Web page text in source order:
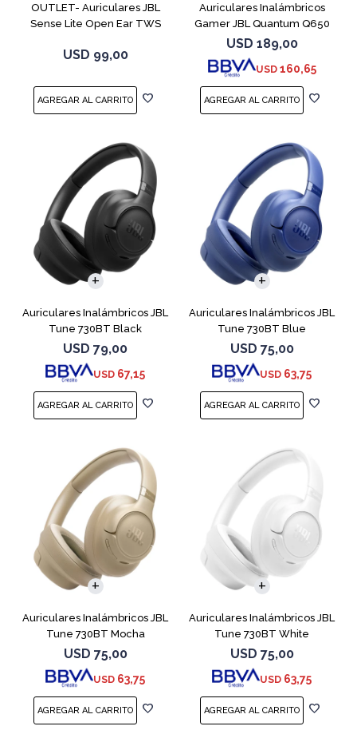
OUTLET- Auriculares JBL
Sense Lite Open Ear TWS
USD 99,00
Auriculares Inalámbricos
Gamer JBL Quantum Q650
Negro
USD 189,00
USD 160,65
Auriculares Inalámbricos JBL
Tune 730BT Black
USD 79,00
USD 67,15
Auriculares Inalámbricos JBL
Tune 730BT Blue
USD 75,00
USD 63,75
Auriculares Inalámbricos JBL
Tune 730BT Mocha
USD 75,00
USD 63,75
Auriculares Inalámbricos JBL
Tune 730BT White
USD 75,00
USD 63,75